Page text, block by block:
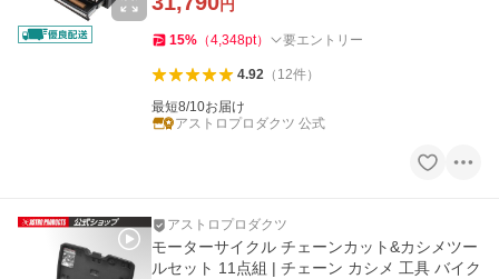
円
15% （4,348pt） 要エントリー
4.92（ 12件）
最短8/10お届け
アストロプロダクツ 公式
アストロプロダクツ
モーターサイクル チェーンカット&カシメツー
ルセット 11点組 | チェーン カシメ 工具 バイク